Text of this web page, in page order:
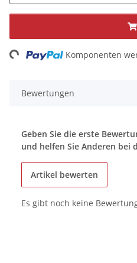
Komponenten
Bewertungen
Geben Sie die erste
und helfen Sie Anderen bei
Artikel bewerten
Es gibt noch keine